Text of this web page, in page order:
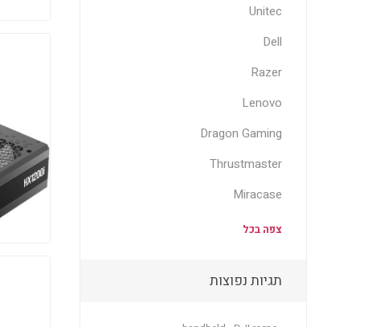
Unitec
Dell
Razer
Lenovo
Dragon Gaming
Thrustmaster
Miracase
צפה בכל
תגיות נפוצות